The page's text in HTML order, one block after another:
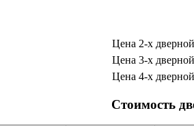
Цена 2-х
Цена 3-х
Цена 4-х
Стоимость